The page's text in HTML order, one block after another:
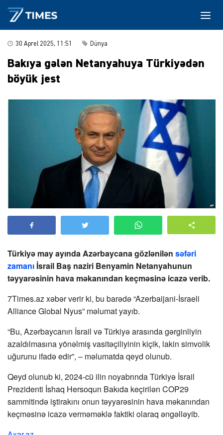
30 Aprel 2025, 11:51 Dünya
Bakıya gələn Netanyahuya Türkiyədən
böyük jest
Türkiyə may ayında Azərbaycana gözlənilən səfəri
zamanı İsrail Baş naziri Benyamin Netanyahunun
təyyarəsinin hava məkanından keçməsinə icazə verib.
7Times.az xəbər verir ki, bu barədə “Azerbaijani-İsraeli
Alliance Global Nyus” məlumat yayıb.
“Bu, Azərbaycanın İsrail və Türkiyə arasında gərginliyin
azaldılmasına yönəlmiş vasitəçiliyinin kiçik, lakin simvolik
uğurunu ifadə edir”, – məlumatda qeyd olunub.
Qeyd olunub ki, 2024-cü ilin noyabrında Türkiyə İsrail
Prezidenti İshaq Hersoqun Bakıda keçirilən COP29
sammitində iştirakını onun təyyarəsinin hava məkanından
keçməsinə icazə verməməklə faktiki olaraq əngəlləyib.